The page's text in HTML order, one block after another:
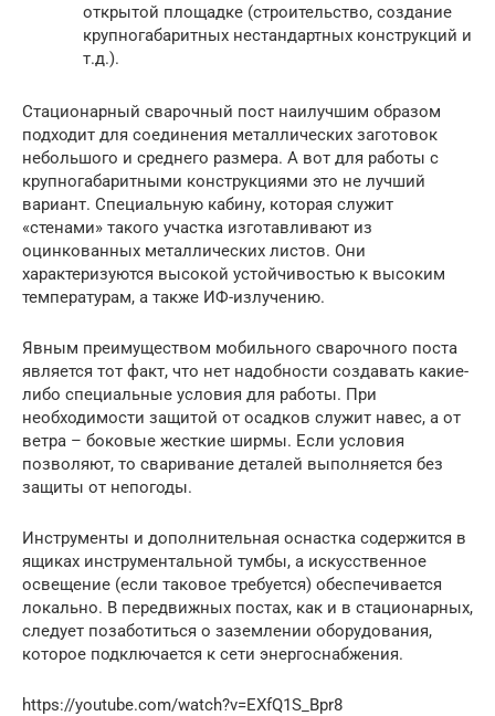
открытой площадке (строительство, создание
крупногабаритных нестандартных конструкций и
т.д.).
Стационарный сварочный пост наилучшим образом
подходит для соединения металлических заготовок
небольшого и среднего размера. А вот для работы с
крупногабаритными конструкциями это не лучший
вариант. Специальную кабину, которая служит
«стенами» такого участка изготавливают из
оцинкованных металлических листов. Они
характеризуются высокой устойчивостью к высоким
температурам, а также ИФ-излучению.
Явным преимуществом мобильного сварочного поста
является тот факт, что нет надобности создавать какие-
либо специальные условия для работы. При
необходимости защитой от осадков служит навес, а от
ветра – боковые жесткие ширмы. Если условия
позволяют, то сваривание деталей выполняется без
защиты от непогоды.
Инструменты и дополнительная оснастка содержится в
ящиках инструментальной тумбы, а искусственное
освещение (если таковое требуется) обеспечивается
локально. В передвижных постах, как и в стационарных,
следует позаботиться о заземлении оборудования,
которое подключается к сети энергоснабжения.
https://youtube.com/watch?v=EXfQ1S_Bpr8